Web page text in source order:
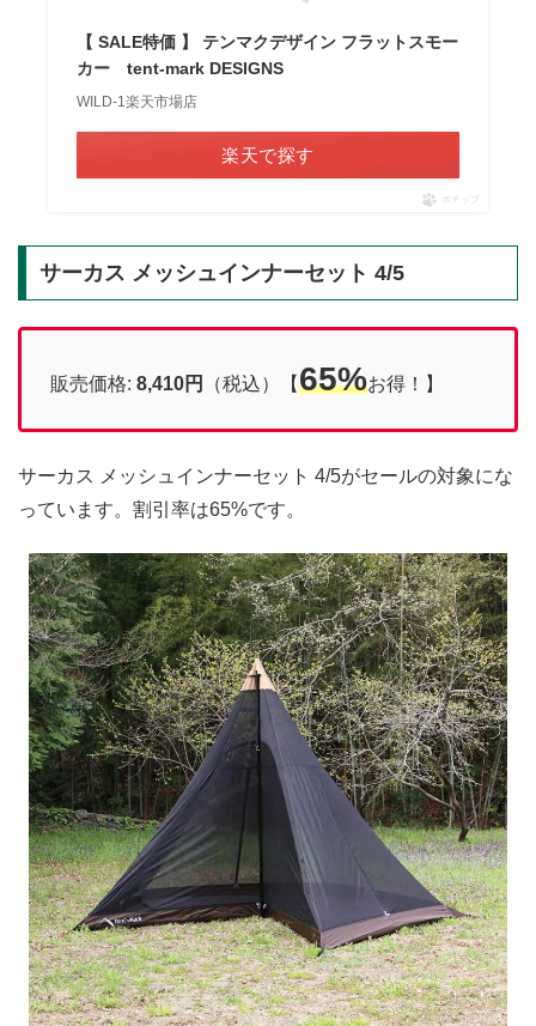
【 SALE特価 】 テンマクデザイン フラットスモー
カー tent-mark DESIGNS
WILD-1楽天市場店
楽天で探す
ポチップ
サーカス メッシュインナーセット 4/5
販売価格: 8,410円 （税込）【65%お得！】
サーカス メッシュインナーセット 4/5がセールの対象にな
っています。割引率は65%です。